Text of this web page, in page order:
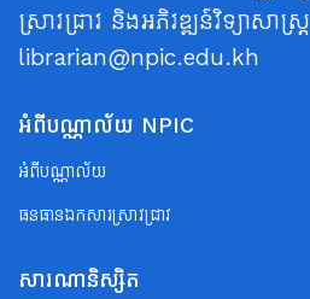
ស្រាវជ្រាវ និងអភិវឌ្ឍន៍វិទ្យាសាស្ត្រ
librarian@npic.edu.kh
អំពីបណ្ណាល័យ NPIC
អំពីបណ្ណាល័យ
ធនធានឯកសារស្រាវជ្រាវ
សារណានិស្សិត